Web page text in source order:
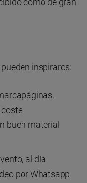
como de gran
pueden inspiraros:
coste
buen material
al día
por Whatsapp